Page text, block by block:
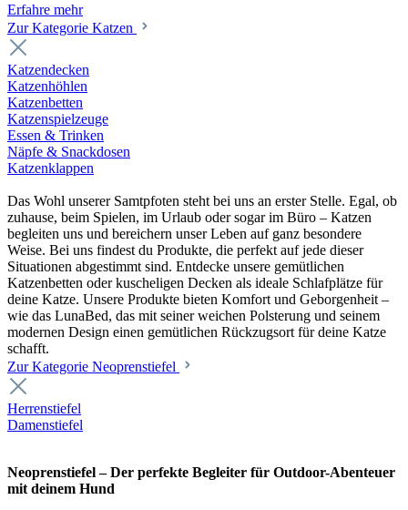
Erfahre mehr
Zur Kategorie Katzen
Katzendecken
Katzenhöhlen
Katzenbetten
Katzenspielzeuge
Essen & Trinken
Näpfe & Snackdosen
Katzenklappen
Das Wohl unserer Samtpfoten steht bei uns an erster Stelle. Egal, ob
zuhause, beim Spielen, im Urlaub oder sogar im Büro – Katzen
begleiten uns und bereichern unser Leben auf ganz besondere
Weise. Bei uns findest du Produkte, die perfekt auf jede dieser
Situationen abgestimmt sind. Entdecke unsere gemütlichen
Katzenbetten oder kuscheligen Decken als ideale Schlafplätze für
deine Katze. Unsere Produkte bieten Komfort und Geborgenheit –
wie das LunaBed, das mit seiner weichen Polsterung und seinem
modernen Design einen gemütlichen Rückzugsort für deine Katze
schafft.
Zur Kategorie Neoprenstiefel
Herrenstiefel
Damenstiefel
Neoprenstiefel – Der perfekte Begleiter für Outdoor-Abenteuer
mit deinem Hund